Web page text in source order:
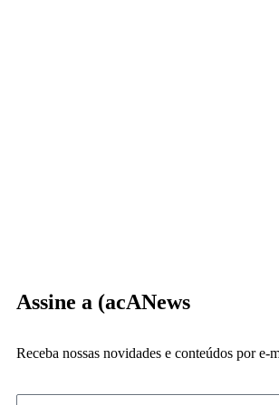
Assine a (acANews
Receba nossas novidades e conteúdos por e-